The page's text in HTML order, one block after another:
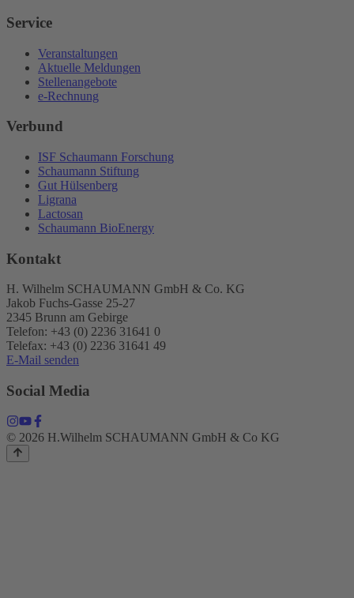
Service
Veranstaltungen
Aktuelle Meldungen
Stellenangebote
e-Rechnung
Verbund
ISF Schaumann Forschung
Schaumann Stiftung
Gut Hülsenberg
Ligrana
Lactosan
Schaumann BioEnergy
Kontakt
H. Wilhelm SCHAUMANN GmbH & Co. KG
Jakob Fuchs-Gasse 25-27
2345 Brunn am Gebirge
Telefon: +43 (0) 2236 31641 0
Telefax: +43 (0) 2236 31641 49
E-Mail senden
Social Media
© 2026 H.Wilhelm SCHAUMANN GmbH & Co KG